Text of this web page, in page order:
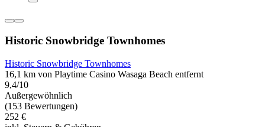
Historic Snowbridge Townhomes
Historic Snowbridge Townhomes
16,1 km von Playtime Casino Wasaga Beach entfernt
9,4/10
Außergewöhnlich
(153 Bewertungen)
252 €